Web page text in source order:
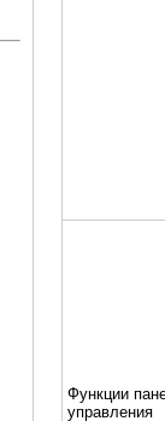
Функции
управления